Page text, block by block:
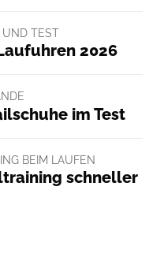
UND TEST
2026
im Test
BEIM LAUFEN
schneller